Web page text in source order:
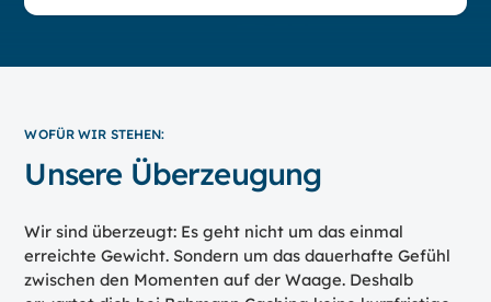
WOFÜR WIR STEHEN:
Unsere Überzeugung
Wir sind überzeugt: Es geht nicht um das einmal
erreichte Gewicht. Sondern um das dauerhafte Gefühl
zwischen den Momenten auf der Waage. Deshalb